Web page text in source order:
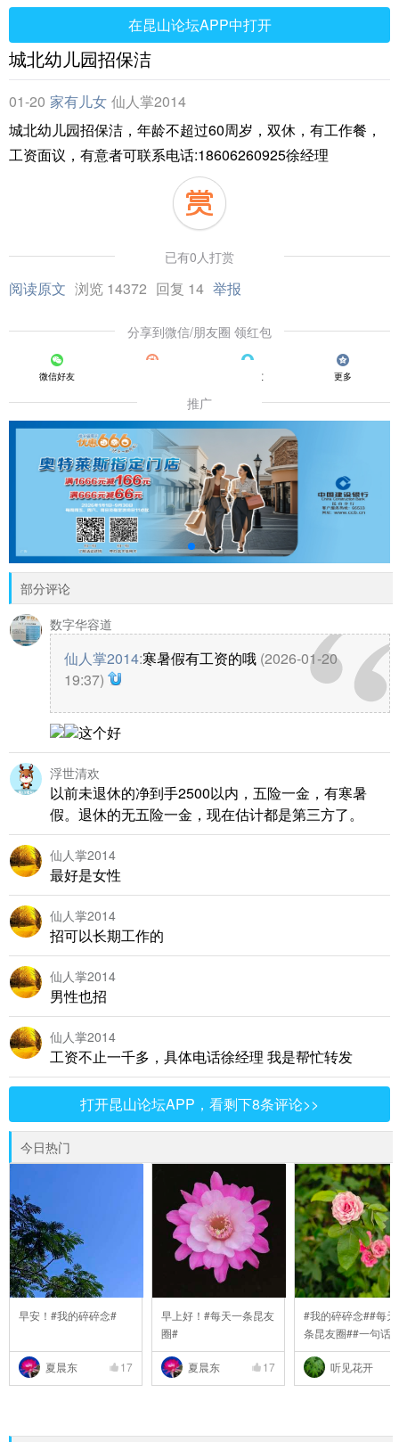
在昆山论坛APP中打开
城北幼儿园招保洁
01-20 家有儿女 仙人掌2014
城北幼儿园招保洁，年龄不超过60周岁，双休，有工作餐，
工资面议，有意者可联系电话:18606260925徐经理
已有0人打赏
阅读原文 浏览 14372 回复 14 举报
分享到微信/朋友圈 领红包
微信好友 QQ好友 更多
推广
部分评论
数字华容道
仙人掌2014:寒暑假有工资的哦 (2026-01-20
19:37)
这个好
浮世清欢
以前未退休的净到手2500以内，五险一金，有寒暑
假。退休的无五险一金，现在估计都是第三方了。
仙人掌2014
最好是女性
仙人掌2014
招可以长期工作的
仙人掌2014
男性也招
仙人掌2014
工资不止一千多，具体电话徐经理 我是帮忙转发
打开昆山论坛APP，看剩下8条评论>>
今日热门
早安！#我的碎碎念#
夏晨东 17
早上好！#每天一条昆友
圈#
夏晨东 17
#我的碎碎念##每
条昆友圈##一句话
..
听见花开